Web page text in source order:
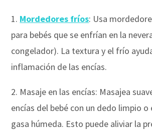
1. Mordedores fríos: Usa
para bebés que se enfrían en la
congelador). La textura y el frío
inflamación de las encías.
2. Masaje en las encías: Masajea
encías del bebé con un dedo limpio o
gasa húmeda. Esto puede aliviar la